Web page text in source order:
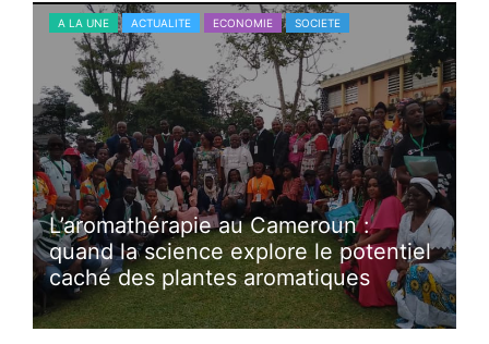
A LA UNE ACTUALITE ECONOMIE SOCIETE
L’aromathérapie au Cameroun :
quand la science explore le potentiel
caché des plantes aromatiques